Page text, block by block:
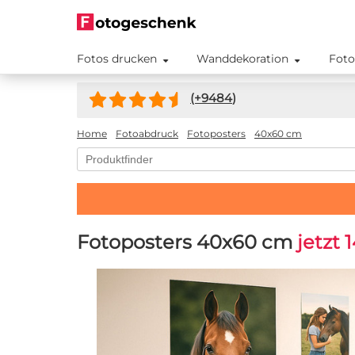
Fotos drucken Wanddekoration
(+9484)
Home Fotoabdruck Fotoposters 40x60 cm
Fotoposters 40x60 cm jetzt